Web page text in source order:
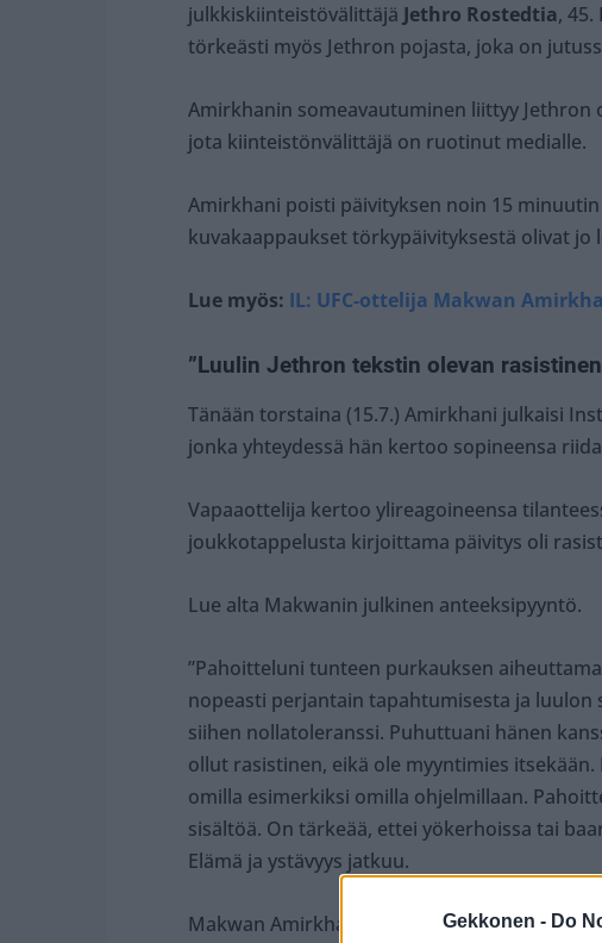
Gekkonen - Do
julkkiskiinteistövälittäjä Jethro Rostedtia,
törkeästi myös Jethron pojasta, joka on
Amirkhanin someavautuminen liittyy
jota kiinteistönvälittäjä on ruotinut medialle.
Amirkhani poisti päivityksen noin 15
kuvakaappaukset törkypäivityksestä olivat jo
Lue myös: IL: UFC-ottelija Makwan
”Luulin Jethron tekstin olevan
Tänään torstaina (15.7.) Amirkhani julkaisi
jonka yhteydessä hän kertoo sopineensa
Vapaaottelija kertoo ylireagoineensa
joukkotappelusta kirjoittama päivitys oli
Lue alta Makwanin julkinen anteeksipyyntö.
”Pahoitteluni tunteen purkauksen
nopeasti perjantain tapahtumisesta ja luulon
siihen nollatoleranssi. Puhuttuani hänen
ollut rasistinen, eikä ole myyntimies
omilla esimerkiksi omilla ohjelmillaan.
sisältöä. On tärkeää, ettei yökerhoissa tai
Elämä ja ystävyys jatkuu.
Makwan Amirkhani”